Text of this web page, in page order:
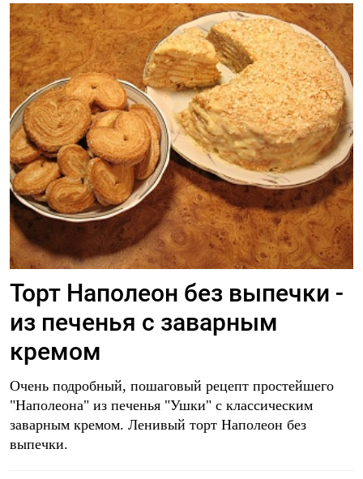
Торт Наполеон без выпечки -
из печенья с заварным
кремом
Очень подробный, пошаговый рецепт простейшего
"Наполеона" из печенья "Ушки" с классическим
заварным кремом. Ленивый торт Наполеон без
выпечки.